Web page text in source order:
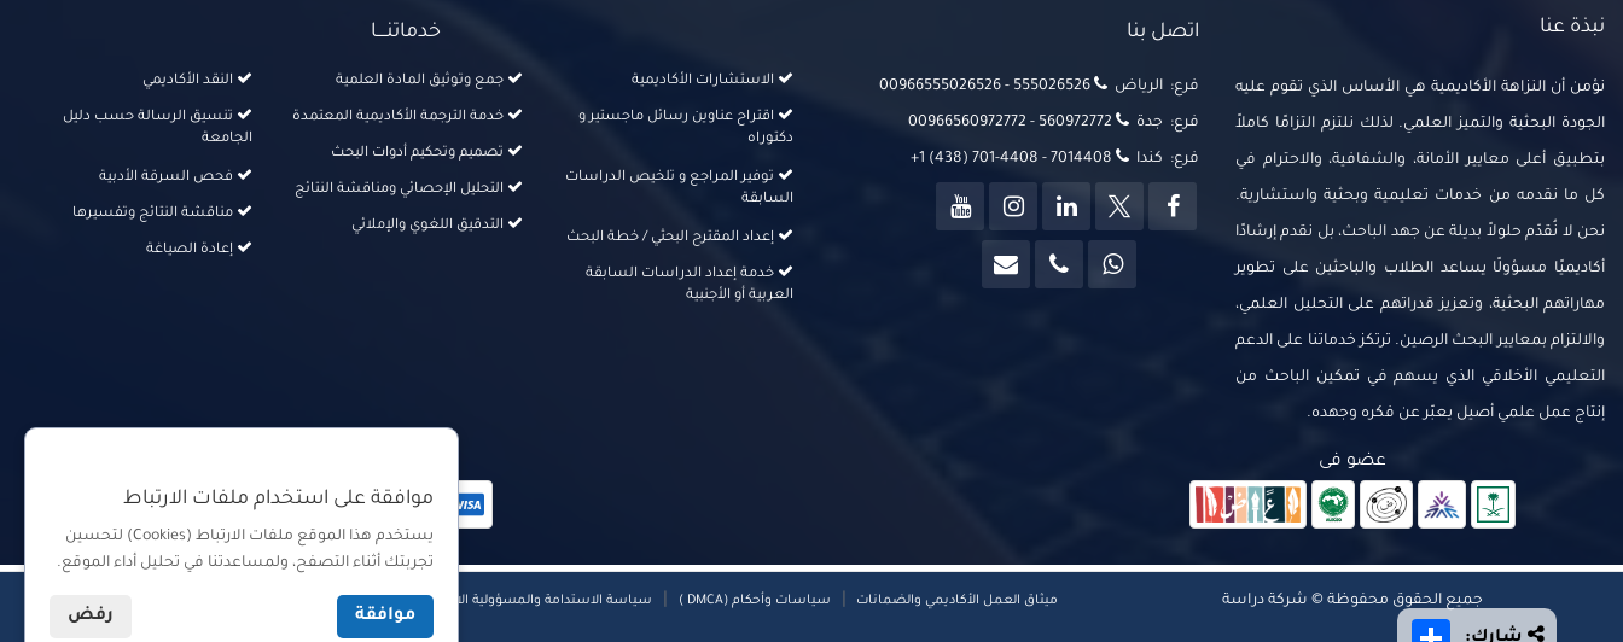
نبذة عنا
نؤمن أن النزاهة الأكاديمية هي الأساس الذي تقوم عليه
الجودة البحثية والتميز العلمي. لذلك نلتزم التزامًا كاملاً
بتطبيق أعلى معايير الأمانة، والشفافية، والاحترام في
كل ما نقدمه من خدمات تعليمية وبحثية واستشارية.
نحن لا نُقدّم حلولاً بديلة عن جهد الباحث، بل نقدم إرشادًا
أكاديميًا مسؤولًا يساعد الطلاب والباحثين على تطوير
مهاراتهم البحثية، وتعزيز قدراتهم على التحليل العلمي،
والالتزام بمعايير البحث الرصين. ترتكز خدماتنا على الدعم
التعليمي الأخلاقي الذي يسهم في تمكين الباحث من
إنتاج عمل علمي أصيل يعبّر عن فكره وجهده.
اتصل بنا
فرع: الرياض 00966555026526‬‬ - 555026526‬‬
فرع: جدة 00966560972772 - 560972772
فرع: كندا +1 (438) 701-4408 - 7014408
خدماتنــــا
الاستشارات الأكاديمية
اقتراح عناوين رسائل ماجستير و
دكتوراه
توفير المراجع و تلخيص الدراسات
السابقة
إعداد المقترح البحثي / خطة البحث
خدمة إعداد الدراسات السابقة
العربية أو الأجنبية
جمع وتوثيق المادة العلمية
خدمة الترجمة الأكاديمية المعتمدة
تصميم وتحكيم أدوات البحث
التحليل الإحصائي ومناقشة النتائج
التدقيق اللغوي والإملائي
النقد الأكاديمي
تنسيق الرسالة حسب دليل
الجامعة
فحص السرقة الأدبية
مناقشة النتائج وتفسيرها
إعادة الصياغة
Share
عضو فى
جميع الحقوق محفوظة © شركة دراسة ميثاق العمل الأكاديمي والضمانات سياسات وأحكام (DMCA ) سياسة الاستدامة والمسؤولية الاجتماعية | سياسة ملفات الارتباط (Cookies Policy)
موافقة على استخدام ملفات الارتباط
يستخدم هذا الموقع ملفات الارتباط (Cookies) لتحسين
تجربتك أثناء التصفح، ولمساعدتنا في تحليل أداء الموقع.
موافقة رفض